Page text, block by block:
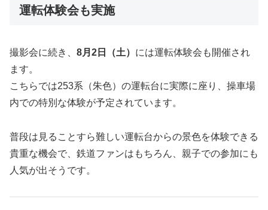
運転体験会も実施
撮影会に続き、 8月2日（土） には運転体験会も開催され
ます。
こちらでは253系（朱色）の運転台に実際に座り、操車場
内での特別な体験が予定されています。
普段は見ることすら難しい運転台からの景色を体験できる
貴重な機会で、鉄道ファンはもちろん、親子での参加にも
人気が出そうです。